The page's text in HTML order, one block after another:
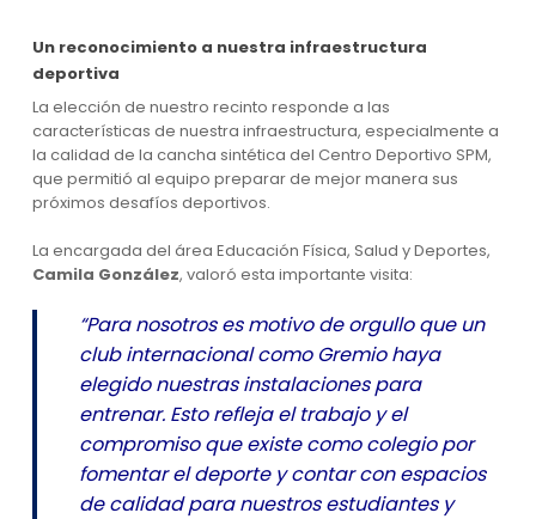
Un reconocimiento a nuestra infraestructura
deportiva
La elección de nuestro recinto responde a las
características de nuestra infraestructura, especialmente a
la calidad de la cancha sintética del Centro Deportivo SPM,
que permitió al equipo preparar de mejor manera sus
próximos desafíos deportivos.
La encargada del área Educación Física, Salud y Deportes,
Camila González, valoró esta importante visita:
“Para nosotros es motivo de orgullo que un
club internacional como Gremio haya
elegido nuestras instalaciones para
entrenar. Esto refleja el trabajo y el
compromiso que existe como colegio por
fomentar el deporte y contar con espacios
de calidad para nuestros estudiantes y